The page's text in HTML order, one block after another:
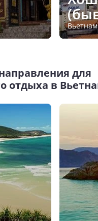
Вьетнам
для
отдыха в